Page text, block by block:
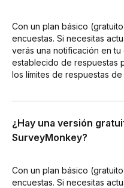
Con un plan básico
encuestas. Si necesitas
verás una notificación en
establecido de respuestas
los límites de respuestas de
¿Hay una versión
SurveyMonkey?
Con un plan básico
encuestas. Si necesitas